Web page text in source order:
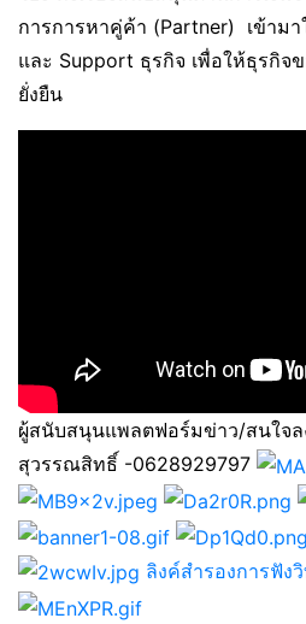
การการหาคู่ค้า (Partner) เข้าม
และ Support ธุรกิจ เพื่อให้ธุรกิจ
ยั่งยืน
ผู้สนับสนุนแพลตฟอร์มข่าว/สนใจ
สุวรรณสิทธิ์ -0628929797
ลิงค์สำรองการฟัง